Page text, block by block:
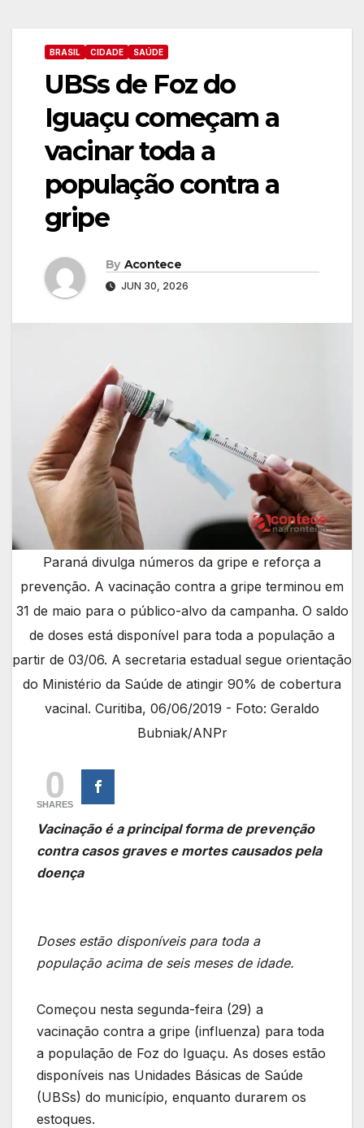
BRASIL CIDADE SAÚDE
UBSs de Foz do
Iguaçu começam a
vacinar toda a
população contra a
gripe
By Acontece
JUN 30, 2026
Paraná divulga números da gripe e reforça a
prevenção. A vacinação contra a gripe terminou em
31 de maio para o público-alvo da campanha. O saldo
de doses está disponível para toda a população a
partir de 03/06. A secretaria estadual segue orientação
do Ministério da Saúde de atingir 90% de cobertura
vacinal. Curitiba, 06/06/2019 - Foto: Geraldo
Bubniak/ANPr
0
SHARES
Vacinação é a principal forma de prevenção
contra casos graves e mortes causados pela
doença
Doses estão disponíveis para toda a
população acima de seis meses de idade.
Começou nesta segunda-feira (29) a
vacinação contra a gripe (influenza) para toda
a população de Foz do Iguaçu. As doses estão
disponíveis nas Unidades Básicas de Saúde
(UBSs) do município, enquanto durarem os
estoques.